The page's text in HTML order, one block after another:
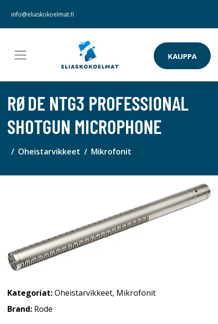
info@eliaskokoelmat.fi
KAUPPA
RØDE NTG3 PROFESSIONAL
SHOTGUN MICROPHONE
Oheistarvikkeet Mikrofonit
Kategoriat:Oheistarvikkeet, Mikrofonit
Brand: Rode